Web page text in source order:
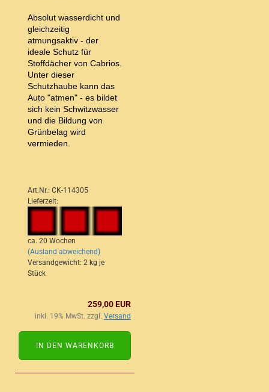
Absolut wasserdicht und
gleichzeitig
atmungsaktiv - der
ideale Schutz für
Stoffdächer von Cabrios.
Unter dieser
Schutzhaube kann das
Auto "atmen" - es bildet
sich kein Schwitzwasser
und die Bildung von
Grünbelag wird
vermieden.
Art.Nr.: CK-114305
Lieferzeit:
ca. 20 Wochen
(Ausland abweichend)
Versandgewicht: 2 kg je
Stück
259,00 EUR
inkl. 19% MwSt. zzgl. Versand
IN DEN WARENKORB